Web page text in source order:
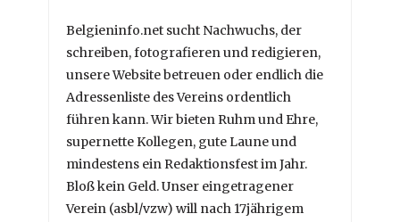
Belgieninfo.net sucht Nachwuchs, der
schreiben, fotografieren und redigieren,
unsere Website betreuen oder endlich die
Adressenliste des Vereins ordentlich
führen kann. Wir bieten Ruhm und Ehre,
supernette Kollegen, gute Laune und
mindestens ein Redaktionsfest im Jahr.
Bloß kein Geld. Unser eingetragener
Verein (asbl/vzw) will nach 17jährigem